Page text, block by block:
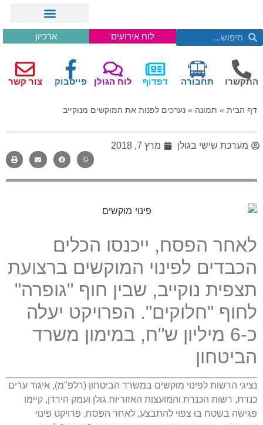
לוח אירועים ארכיון
התקשרו תחבורה דפדוף לוח הגולן פייסבוק צור קשר
דף הבית » תמונה » נערכים לפנות את המוקשים מנוקייב
מערכת שישי בגולן מרץ 7, 2018
לאחר הפסח, ייכנסו הכלים
הכבדים לפינוי המוקשים ברצועת
תצפית נוקייב, שבין חוף "גופרה"
לחוף "חלוקים". הפרויקט יעלה
כ-6 מיליון ש"ח, במימון משרד
הביטחון
נציגי הרשות לפינוי מוקשים במשרד הביטחון (רלפ"מ), איגוד ערים
כנרת, רשות הכנרת והמועצות האזוריות גולן ועמק הירדן, קיימו
פגישה בשטח בו צפוי להתבצע, לאחר הפסח, פרויקט פינוי